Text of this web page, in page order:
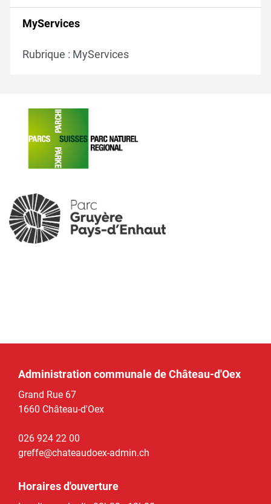
MyServices
Rubrique : MyServices
Verschiedene Informationen
Administration communale de Château-d'Oex
Grand Rue 67
1660 Château-d'Oex
026 924 22 00
greffe@chateaudoex-admin.ch
Horaires d'ouverture